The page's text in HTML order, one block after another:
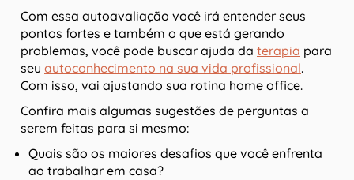
Com essa autoavaliação você irá entender seus
pontos fortes e também o que está gerando
problemas, você pode buscar ajuda da terapia para
seu autoconhecimento na sua vida profissional.
Com isso, vai ajustando sua rotina home office.
Confira mais algumas sugestões de perguntas a
serem feitas para si mesmo:
Quais são os maiores desafios que você enfrenta
ao trabalhar em casa?